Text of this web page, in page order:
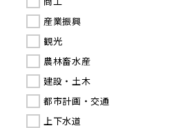
産業振興
観光
農林畜水産
建設・土木
都市計画・交通
上下水道